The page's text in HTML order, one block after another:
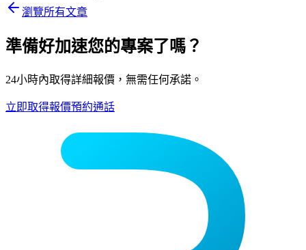
瀏覽所有文章
準備好加速您的專案了嗎？
24小時內取得詳細報價，無需任何承諾。
立即取得報價預約通話